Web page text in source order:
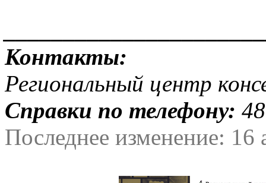
Контакты:
Региональный центр
Справки по телефону:
Последнее изменение: 16